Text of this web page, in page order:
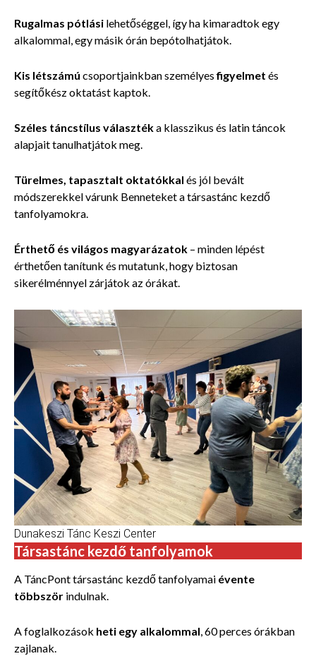
Rugalmas pótlási lehetőséggel, így ha kimaradtok egy
alkalommal, egy másik órán bepótolhatjátok.
Kis létszámú csoportjainkban személyesfigyelmet és
segítőkész oktatást kaptok.
Széles táncstílus választéka klasszikus és latin táncok
alapjait tanulhatjátok meg.
Türelmes, tapasztalt oktatókkal és jól bevált
módszerekkel várunk Benneteket a társastánc kezdő
tanfolyamokra.
Érthető és világos magyarázatok – minden lépést
érthetően tanítunk és mutatunk, hogy biztosan
sikerélménnyel zárjátok az órákat.
Dunakeszi Tánc Keszi Center
Társastánc kezdő tanfolyamok
A TáncPont társastánc kezdő tanfolyamai évente
többször indulnak.
A foglalkozások heti egy alkalommal, 60 perces órákban
zajlanak.